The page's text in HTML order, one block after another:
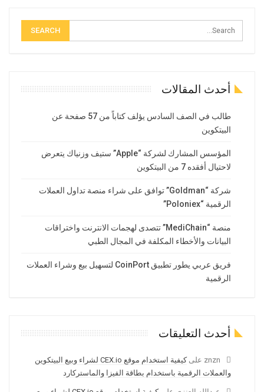
أحدث المقالات
طالب في الصف السادس يؤلف كتاباً من 57 صفحة عن
البيتكوين
المؤسس المشارك لشركة “Apple” ستيف وزنياك يتعرض
لاحتيال أفقده 7 من البيتكوين
شركة “Goldman” توافق على شراء منصة تداول العملات
الرقمية “Poloniex”
منصة “MediChain” تتصدى لهجمات الانترنت واختراقات
البيانات والأخطاء المكلفة في المجال الطبي
فريق عربي يطور تطبيق CoinPort لتسهيل بيع وشراء العملات
الرقمية
أحدث التعليقات
znzn على
كيفية استخدام موقع CEX.io لشراء وبيع البيتكوين
والعملات الرقمية باستخدام بطاقة الفيزا والماستركارد